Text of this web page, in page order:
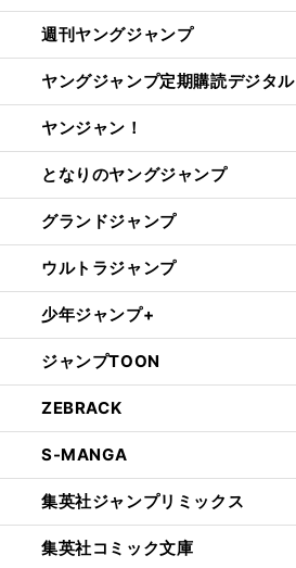
週刊ヤングジャンプ
ヤングジャンプ定期購読デジタル
ヤンジャン！
となりのヤングジャンプ
グランドジャンプ
ウルトラジャンプ
少年ジャンプ+
ジャンプTOON
ZEBRACK
S-MANGA
集英社ジャンプリミックス
集英社コミック文庫